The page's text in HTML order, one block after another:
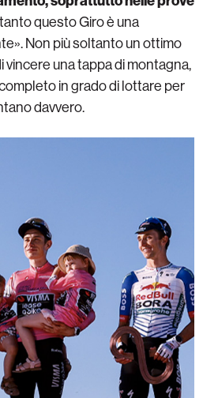
questo Giro è una
Non più soltanto un ottimo
una tappa di montagna,
in grado di lottare per
davvero.